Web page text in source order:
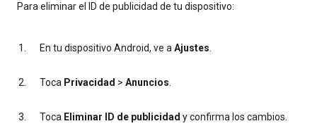
Para eliminar el ID de publicidad de tu dispositivo:
En tu dispositivo Android, ve aAjustes.
Toca Privacidad > Anuncios.
Toca Eliminar ID de publicidad y confirma los cambios.